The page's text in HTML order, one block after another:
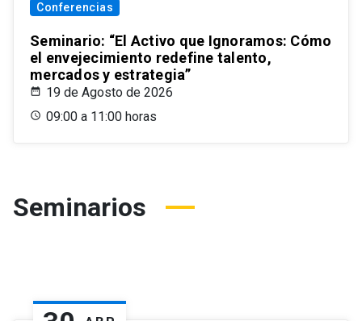
Conferencias
Seminario: “El Activo que Ignoramos: Cómo
el envejecimiento redefine talento,
mercados y estrategia”
19 de Agosto de 2026
09:00 a 11:00 horas
Seminarios